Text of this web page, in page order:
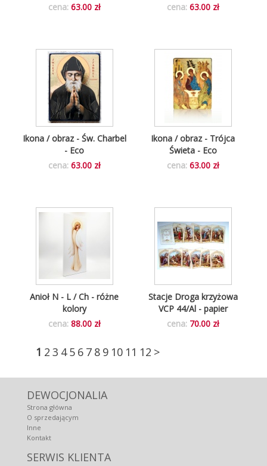
cena: 63.00 zł
cena: 63.00 zł
Ikona / obraz - Trójca
Świeta - Eco
cena: 63.00 zł
Ikona / obraz - Św. Charbel
- Eco
cena: 63.00 zł
Stacje Droga krzyżowa
VCP 44/Al - papier
cena: 70.00 zł
Anioł N - L / Ch - różne
kolory
cena: 88.00 zł
1 2 3 45 6 7 8 9 10 11 12 >
DEWOCJONALIA
Strona główna
O sprzedającym
Inne
Kontakt
SERWIS KLIENTA